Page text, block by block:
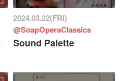
2024.03.22(FRI)
@SoapOperaClassics
Sound Palette